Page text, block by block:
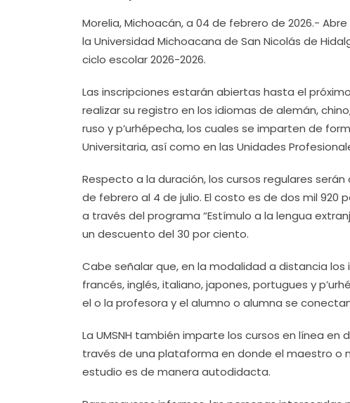
Morelia, Michoacán, a 04 de febrero de 2026.-
la Universidad Michoacana de San Nicolás de
ciclo escolar 2026-2026.
Las inscripciones estarán abiertas hasta el
realizar su registro en los idiomas de alemán,
ruso y p’urhépecha, los cuales se imparten de
Universitaria, así como en las Unidades
Respecto a la duración, los cursos regulares
de febrero al 4 de julio. El costo es de dos mil
a través del programa “Estímulo a la lengua
un descuento del 30 por ciento.
Cabe señalar que, en la modalidad a distancia
francés, inglés, italiano, japones, portugues y
el o la profesora y el alumno o alumna se
La UMSNH también imparte los cursos en línea
través de una plataforma en donde el maestro o
estudio es de manera autodidacta.